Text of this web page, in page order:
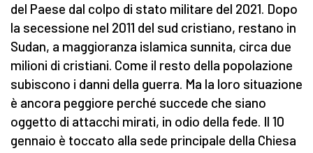
del Paese dal colpo di stato militare del 2021. Dopo
la secessione nel 2011 del sud cristiano, restano in
Sudan, a maggioranza islamica sunnita, circa due
milioni di cristiani. Come il resto della popolazione
subiscono i danni della guerra. Ma la loro situazione
è ancora peggiore perché succede che siano
oggetto di attacchi mirati, in odio della fede. Il 10
gennaio è toccato alla sede principale della Chiesa